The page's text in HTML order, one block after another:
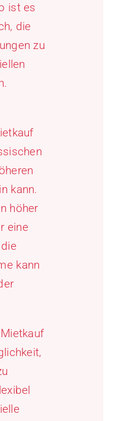
ist es
die
zu
kann.
höher
eine
kann